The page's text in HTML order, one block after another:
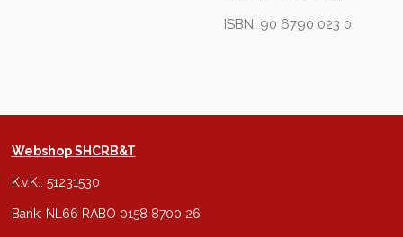
ISBN: 90 6790 023 0
Webshop SHCRB&T
K.v.K.: 51231530
Bank: NL66 RABO 0158 8700 26